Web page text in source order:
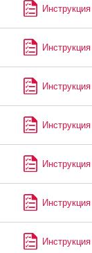
Инструкция
Инструкция
Инструкция
Инструкция
Инструкция
Инструкция
Инструкция